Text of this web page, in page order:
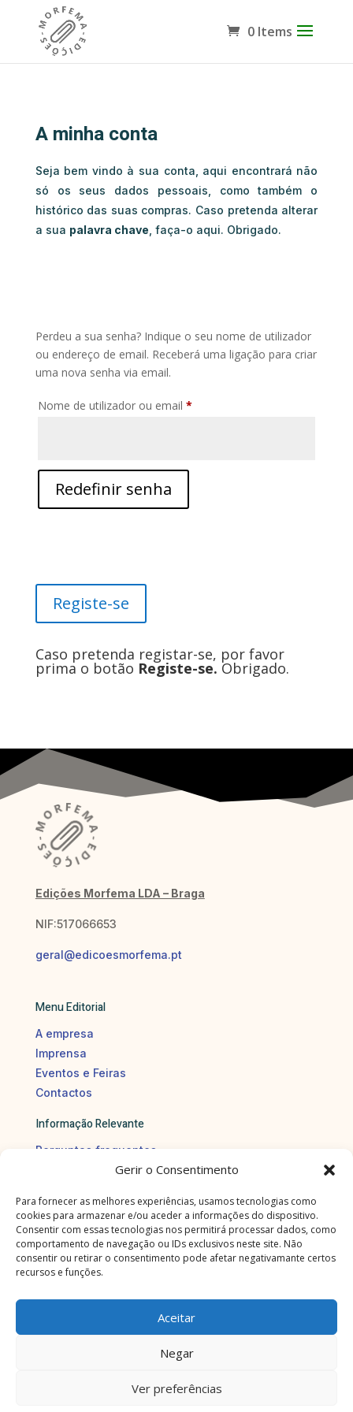
Gerir o Consentimento
Para fornecer as melhores experiências, usamos tecnologias como
cookies para armazenar e/ou aceder a informações do dispositivo.
Consentir com essas tecnologias nos permitirá processar dados, como
comportamento de navegação ou IDs exclusivos neste site. Não
consentir ou retirar o consentimento pode afetar negativamante certos
recursos e funções.
Aceitar
Negar
Ver preferências
0 Items
A minha conta
Seja bem vindo à sua conta, aqui encontrará não
só os seus dados pessoais, como também o
histórico das suas compras. Caso pretenda alterar
a sua palavra chave , faça-o aqui. Obrigado.
Perdeu a sua senha? Indique o seu nome de utilizador
ou endereço de email. Receberá uma ligação para criar
uma nova senha via email.
Nome de utilizador ou email *Obrigatório
Redefinir senha
Registe-se
Caso pretenda registar-se, por favor
prima o botão Registe-se. Obrigado.
Edições Morfema LDA – Braga
NIF:517066653
geral@edicoesmorfema.pt
Menu Editorial
A empresa
Imprensa
Eventos e Feiras
Contactos
Informação Relevante
Perguntas frequentes
Política de privacidade
Política de trocas e devoluções
Resolução de litígios
Termos e condições